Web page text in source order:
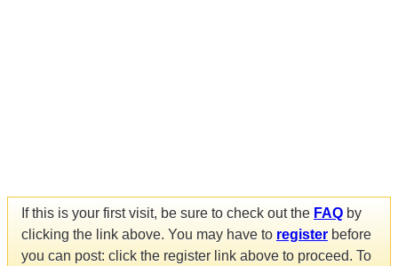
If this is your first visit, be sure to check out the FAQ by
clicking the link above. You may have to register before
you can post: click the register link above to proceed. To